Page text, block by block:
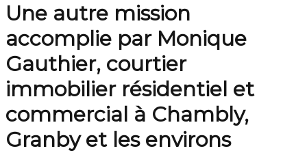
Une autre mission
accomplie par Monique
Gauthier, courtier
immobilier résidentiel et
commercial à Chambly,
Granby et les environs